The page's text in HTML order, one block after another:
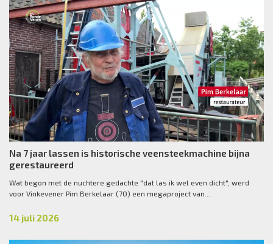
Na 7 jaar lassen is historische veensteekmachine bijna
gerestaureerd
Wat begon met de nuchtere gedachte "dat las ik wel even dicht", werd
voor Vinkevener Pim Berkelaar (70) een megaproject van...
14 juli 2026